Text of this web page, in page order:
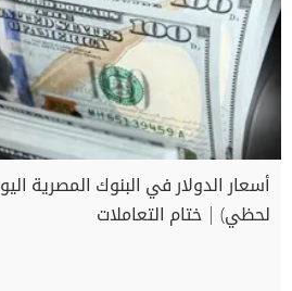
أسعار الدولار في البنوك المصرية
لحظي) | ختام التعاملات